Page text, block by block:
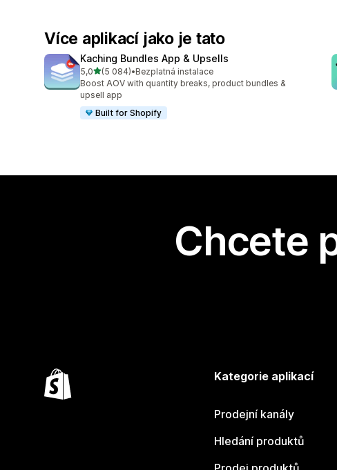
Více aplikací jako je tato
Kaching Bundles App & Upsells
5,0z 5 hvězd
(5 084)
Celkový počet recenzí: 5084
•Bezplatná instalace
Boost AOV with quantity breaks, product bundles &
upsell app
Built for Shopify
Chcete
Kategorie aplikací
Prodejní kanály
Hledání produktů